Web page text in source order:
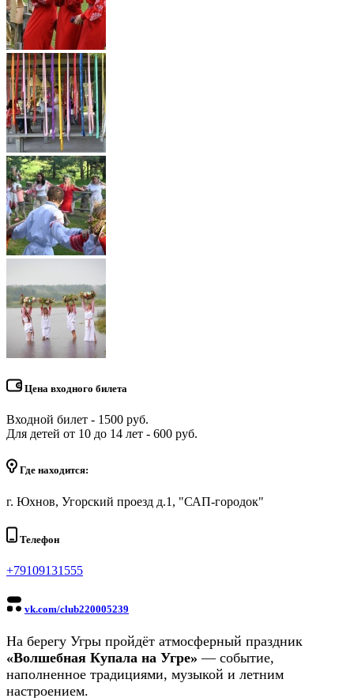
Цена входного билета
Входной билет - 1500 руб.
Для детей от 10 до 14 лет - 600 руб.
Где находится:
г. Юхнов, Угорский проезд д.1, "САП-городок"
Телефон
+79109131555
vk.com/club220005239
На берегу Угры пройдёт атмосферный праздник
«Волшебная Купала на Угре» — событие,
наполненное традициями, музыкой и летним
настроением.